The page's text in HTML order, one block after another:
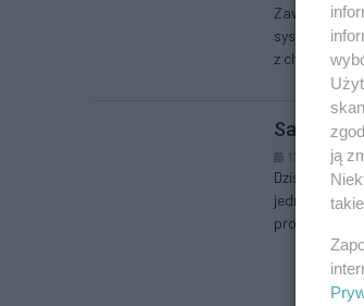
Zawarcie
systemie
z chwilą
Sankcja
13.08.2025 r.
Dziś
jednym z
prowadzonej
ją